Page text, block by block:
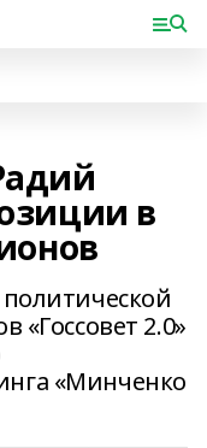
в
«Госсовет 2.0»
«Минченко